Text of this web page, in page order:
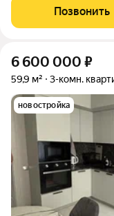
Западный обход. Жилой комплекс: новый жилой квартал
бизнес - класса
Позвонить
6 600 000 ₽
59,9 м² 3-комн.
новостройка